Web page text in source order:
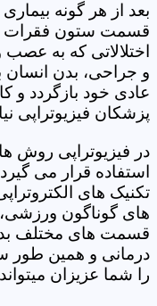
بعد از هر گونه
قسمت ستون فقرات
اختلالاتی که به
و جراحی، بدن انسان
عادی خود بازگردد و
پزشکان فیزیوتراپی
در فیزیوتراپی روش
استفاده قرار می
تکنیک های
های گوناگون
قسمت های مختلف
درمانی و همین طور
را شما عزیزان